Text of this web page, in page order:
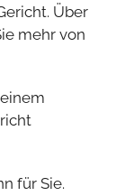
Über
mehr von
für Sie.